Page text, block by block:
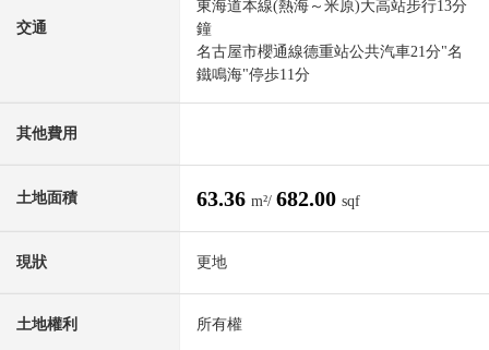
交通
東海道本線(熱海～米原)大高站步行13分
鐘
名古屋市櫻通線德重站公共汽車21分"名
鐵鳴海"停歩11分
其他費用
土地面積 63.36 m²/ 682.00 sqf
現狀 更地
土地權利 所有權